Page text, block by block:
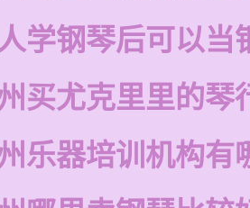
学钢琴后可以当
买尤克里里的琴
乐器培训机构有